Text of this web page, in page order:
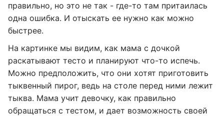
правильно, но это не так - где-то там притаилась
одна ошибка. И отыскать ее нужно как можно
быстрее.
На картинке мы видим, как мама с дочкой
раскатывают тесто и планируют что-то испечь.
Можно предположить, что они хотят приготовить
тыквенный пирог, ведь на столе перед ними лежит
тыква. Мама учит девочку, как правильно
обращаться с тестом, и дает возможность своей